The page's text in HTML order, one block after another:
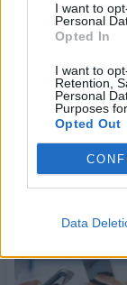
I want to
Personal
Opted In
I want to
Retention,
Personal
Purposes
Opted Out
Data
FTSE4Good
Alpha Bank: Για
πύλες του σε όλους